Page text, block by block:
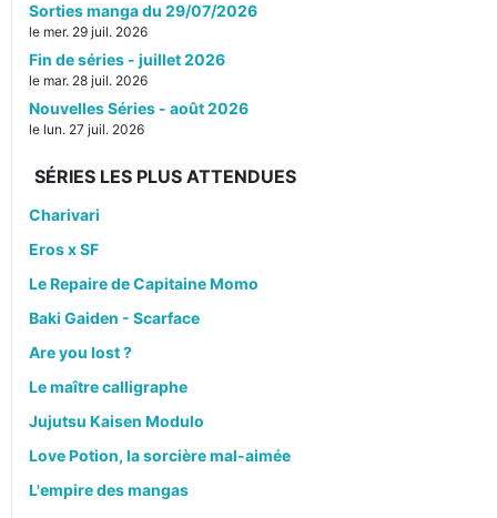
Sorties manga du 29/07/2026
le mer. 29 juil. 2026
Fin de séries - juillet 2026
le mar. 28 juil. 2026
Nouvelles Séries - août 2026
le lun. 27 juil. 2026
SÉRIES LES PLUS ATTENDUES
Charivari
Eros x SF
Le Repaire de Capitaine Momo
Baki Gaiden - Scarface
Are you lost ?
Le maître calligraphe
Jujutsu Kaisen Modulo
Love Potion, la sorcière mal-aimée
L'empire des mangas